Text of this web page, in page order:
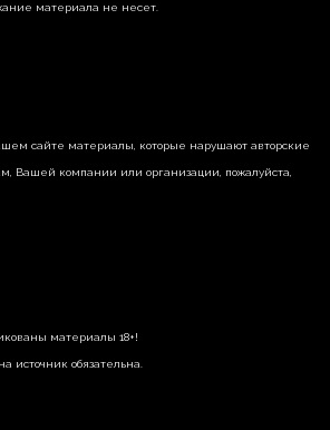
материала не несет.
сайте материалы, которые нарушают авторские
Вашей компании или организации, пожалуйста,
материалы 18+!
источник обязательна.